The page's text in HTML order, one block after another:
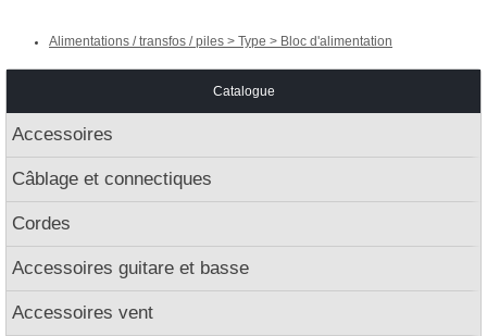
Alimentations / transfos / piles > Type > Bloc d'alimentation
Catalogue
Accessoires
Câblage et connectiques
Cordes
Accessoires guitare et basse
Accessoires vent